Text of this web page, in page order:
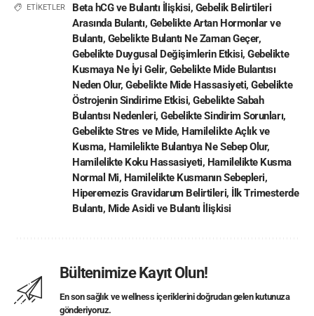
ETİKETLER Beta hCG ve Bulantı İlişkisi, Gebelik Belirtileri
Arasında Bulantı, Gebelikte Artan Hormonlar ve
Bulantı, Gebelikte Bulantı Ne Zaman Geçer,
Gebelikte Duygusal Değişimlerin Etkisi,Gebelikte
Kusmaya Ne İyi Gelir, Gebelikte Mide Bulantısı
Neden Olur,Gebelikte Mide Hassasiyeti,Gebelikte
Östrojenin Sindirime Etkisi,Gebelikte Sabah
Bulantısı Nedenleri,Gebelikte Sindirim Sorunları,
Gebelikte Stres ve Mide, Hamilelikte Açlık ve
Kusma, Hamilelikte Bulantıya Ne Sebep Olur,
Hamilelikte Koku Hassasiyeti, Hamilelikte Kusma
Normal Mi, Hamilelikte Kusmanın Sebepleri,
Hiperemezis Gravidarum Belirtileri, İlk Trimesterde
Bulantı, Mide Asidi ve Bulantı İlişkisi
Bültenimize Kayıt Olun!
En son sağlık ve wellness içeriklerini doğrudan gelen kutunuza
gönderiyoruz.